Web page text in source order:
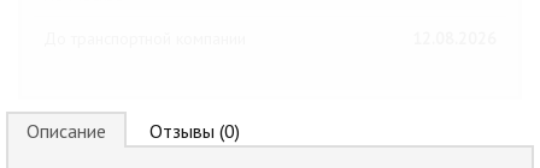
Описание Отзывы (0)